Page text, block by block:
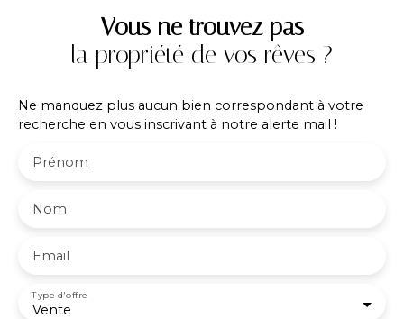
accessible à pied ! Contact PROXIMMO: Richard
CAYER-BARRIOZ au 06. 81. 18. 79. 04 – Mandataire
Indépendant (EI) immatriculé n°942 575 440 au
Vous ne trouvez pas
la propriété de vos rêves ?
Ne manquez plus aucun bien correspondant à votre
recherche en vous inscrivant à notre alerte mail !
Prénom
Nom
Email
Vente
Type d'offre